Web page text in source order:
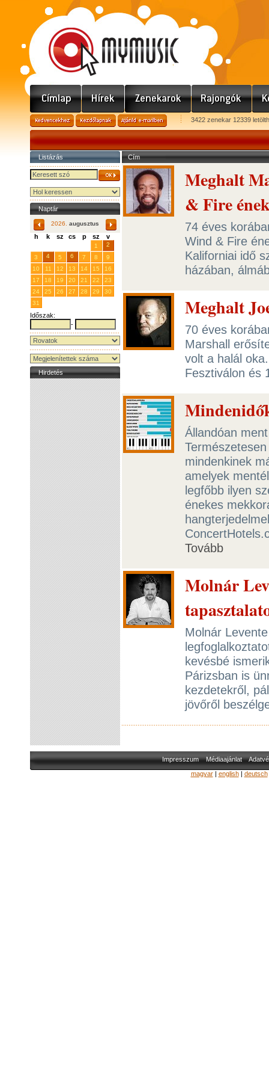
3422 zenekar 12339
Listázás
Naptár
2026. augusztus
h k sz cs p sz v
1
2
3
4 5 6 7 8
9
10
11 12 13 14 15
16
17
18 19 20 21 22
23
24
25 26 27 28 29
30
31
Időszak:
-
Hirdetés
Cím
Meghalt
& Fire
74 éves
Wind & Fire
Kaliforniai idő
házában,
Meghalt
70 éves
Marshall
volt a halál
Fesztiválon és
Állandóan
mindenkinek
amelyek
legfőbb ilyen
énekes
Tovább
Molnár
Molnár
kevésbé
Párizsban is
kezdetekről,
jövőről
Impresszum Médiaajánlat
magyar| english| deutsch